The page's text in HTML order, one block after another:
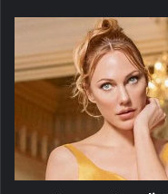
Çırağan
Sarayı'nda!
nefes
kesti